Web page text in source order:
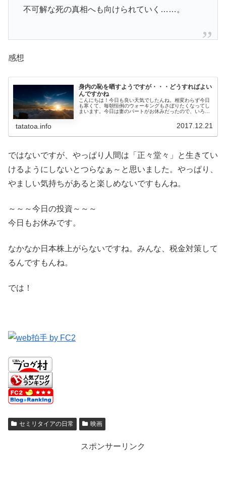
不可解な死の真相へも向けられていく……。
感想
身内の恥を晒すようですが・・・どうすればよい
んですかね
こんにちは！今日も良い天気でしたんね。相変わらず今日
も寒くて、毎朝恒例のウォーキングもさぼりたくなってし
まいます。今日は妻のパートがお休みだったので、いろん
tatatoa.info 2017.12.21
ではないですが、やっぱり人間は「正々堂々」と生きてい
けるようにしないとつらなぁ～と思いました。やっぱり、
やましい気持ちがあると楽しめないですもんね。
～～～今日の投資～～～
今日もお休みです。
なかなか日本株上がらないですね。みんな、税金対策して
るんですもんね。
では！
セミリタイアの日常 映画
スポンサーリンク